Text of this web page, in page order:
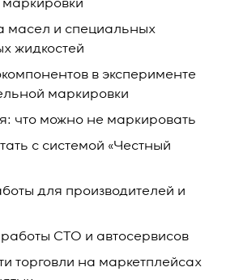
маркировки
масел и специальных
жидкостей
в эксперименте
маркировки
что можно не маркировать
с системой «Честный
для производителей и
СТО и автосервисов
торговли на маркетплейсах